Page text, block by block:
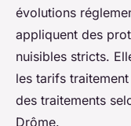
évolutions
appliquent des
nuisibles stricts.
les tarifs
des traitements
Drôme.